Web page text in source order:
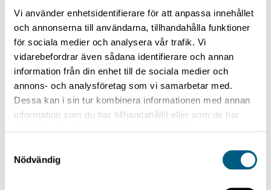
Vi använder enhetsidentifierare för att anpassa innehållet
och annonserna till användarna, tillhandahålla funktioner
för sociala medier och analysera vår trafik. Vi
vidarebefordrar även sådana identifierare och annan
information från din enhet till de sociala medier och
annons- och analysföretag som vi samarbetar med.
Dessa kan i sin tur kombinera informationen med annan
information som du har tillhandahållit eller som de har
Nödvändig
Sorting
2 articles